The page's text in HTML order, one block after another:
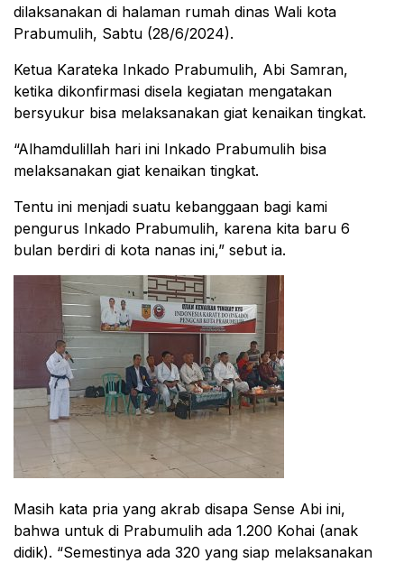
dilaksanakan di halaman rumah dinas Wali kota
Prabumulih, Sabtu (28/6/2024).
Ketua Karateka Inkado Prabumulih, Abi Samran,
ketika dikonfirmasi disela kegiatan mengatakan
bersyukur bisa melaksanakan giat kenaikan tingkat.
“Alhamdulillah hari ini Inkado Prabumulih bisa
melaksanakan giat kenaikan tingkat.
Tentu ini menjadi suatu kebanggaan bagi kami
pengurus Inkado Prabumulih, karena kita baru 6
bulan berdiri di kota nanas ini,” sebut ia.
Masih kata pria yang akrab disapa Sense Abi ini,
bahwa untuk di Prabumulih ada 1.200 Kohai (anak
didik). “Semestinya ada 320 yang siap melaksanakan